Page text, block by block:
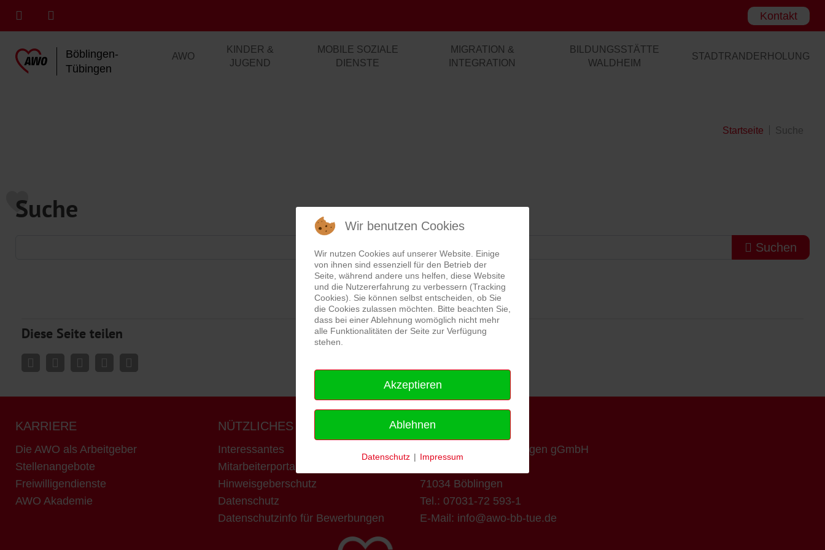
Kontakt
Böblingen-
Tübingen
AWO
KINDER &
JUGEND
MOBILE SOZIALE
DIENSTE
MIGRATION &
INTEGRATION
BILDUNGSSTÄTTE
WALDHEIM
STADTRANDERHOLUNG
Startseite Suche
Suche
Suchen
Diese Seite teilen
KARRIERE
Die AWO als Arbeitgeber
Stellenangebote
Freiwilligendienste
AWO Akademie
NÜTZLICHES
Interessantes
Mitarbeiterportal Bits Hr
Hinweisgeberschutz
Datenschutz
Datenschutzinfo für Bewerbungen
KONTAKT
AWO Böblingen-Tübingen gGmbH
71034 Böblingen
Tel.: 07031-72 593-1
E-Mail: info@awo-bb-tue.de
Wir benutzen Cookies
Wir nutzen Cookies auf unserer Website. Einige
von ihnen sind essenziell für den Betrieb der
Seite, während andere uns helfen, diese Website
und die Nutzererfahrung zu verbessern (Tracking
Cookies). Sie können selbst entscheiden, ob Sie
die Cookies zulassen möchten. Bitte beachten Sie,
dass bei einer Ablehnung womöglich nicht mehr
alle Funktionalitäten der Seite zur Verfügung
stehen.
Akzeptieren
Ablehnen
Datenschutz | Impressum